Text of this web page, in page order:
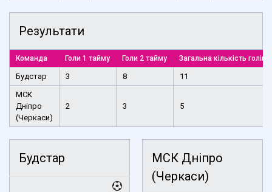
Результати
Команда Голи 1 тайму Голи 2 тайму Загальна кількість голів
Будстар 3 8
11
МСК
Дніпро
(Черкаси)
2 3 5
Будстар
МСК Дніпро
(Черкаси)